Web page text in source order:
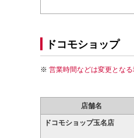
ドコモショップ
営業時間などは変更とな
店舗名
ドコモショップ玉名店